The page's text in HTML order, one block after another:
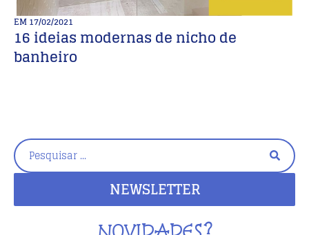
EM17/02/2021
16 ideias modernas de nicho de
banheiro
NEWSLETTER